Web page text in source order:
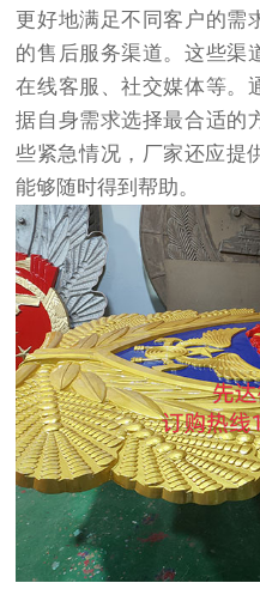
更好地满足不同客户的需
的售后服务渠道。这些渠
在线客服、社交媒体等。
据自身需求选择最合适的
些紧急情况，厂家还应提
能够随时得到帮助。